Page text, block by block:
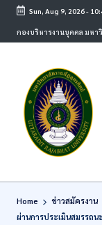
Sun, Aug 9, 2026-
กองบริหารงานบุคคล มห
Home ข่าวสมัครงาน
ผ่านการประเมินสมรรถ